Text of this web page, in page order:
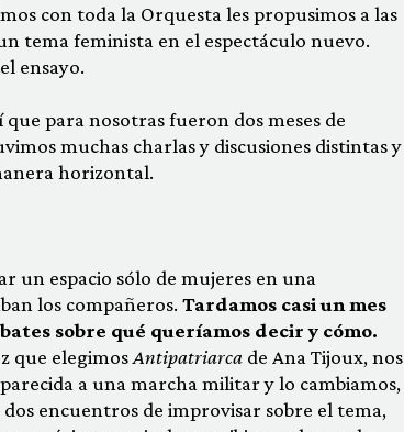
con toda la Orquesta les propusimos a las
tema feminista en el espectáculo nuevo.
ensayo.
para nosotras fueron dos meses de
muchas charlas y discusiones distintas y
horizontal.
un espacio sólo de mujeres en una
los compañeros. Tardamos casi un mes
sobre qué queríamos decir y cómo.
que elegimosAntipatriarcade Ana Tijoux, nos
a una marcha militar y lo cambiamos,
encuentros de improvisar sobre el tema,